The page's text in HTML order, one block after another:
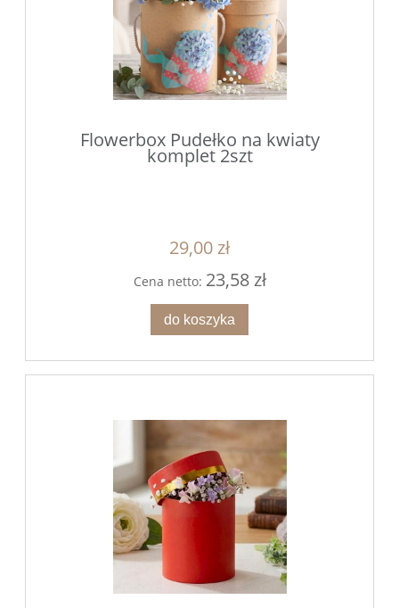
Flowerbox Pudełko na kwiaty
komplet 2szt
29,00 zł
Cena netto: 23,58 zł
do koszyka